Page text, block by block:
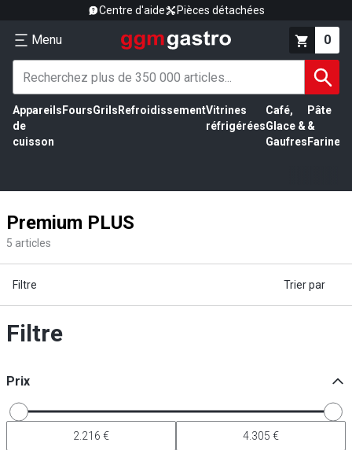
Centre d'aide Pièces détachées
Menu 0
Appareils
de
cuisson
FoursGrils RefroidissementVitrines
réfrigérées
Café,
Glace &
Gaufres
Pâte
&
Farine
Premium PLUS
5 articles
Filtre Trier par
Filtre
Prix